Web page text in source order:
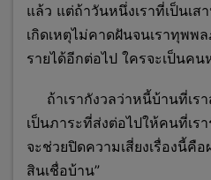
แล้ว แต่ถ้าวันหนึ่งเราที่เป็นเ
เกิดเหตุไม่คาดฝันจนเราทุพพ
รายได้อีกต่อไป ใครจะเป็นค
ถ้าเรากังวลว่าหนี้บ้านที่เร
เป็นภาระที่ส่งต่อไปให้คนที่เร
จะช่วยปิดความเสี่ยงเรื่องนี้
สินเชื่อบ้าน”